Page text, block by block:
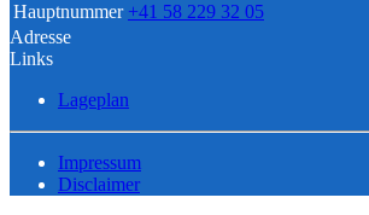
Hauptnummer +41 58 229 32 05
Adresse
Links
Lageplan
Impressum
Disclaimer